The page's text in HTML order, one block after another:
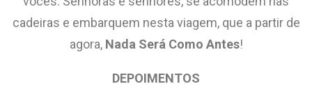
cadeiras e embarquem nesta viagem, que a partir de
agora, Nada Será Como Antes!
DEPOIMENTOS